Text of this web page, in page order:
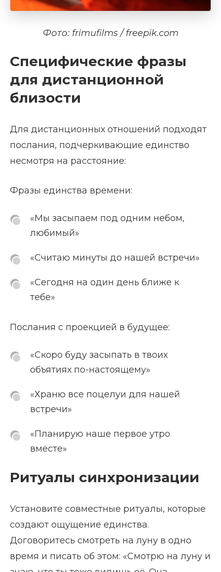
Фото: frimufilms / freepik.com
Специфические фразы
для дистанционной
близости
Для дистанционных отношений подходят
послания, подчеркивающие единство
несмотря на расстояние:
Фразы единства времени:
«Мы засыпаем под одним небом,
любимый»
«Считаю минуты до нашей встречи»
«Сегодня на один день ближе к
тебе»
Послания с проекцией в будущее:
«Скоро буду засыпать в твоих
объятиях по-настоящему»
«Храню все поцелуи для нашей
встречи»
«Планирую наше первое утро
вместе»
Ритуалы синхронизации
Установите совместные ритуалы, которые
создают ощущение единства.
Договоритесь смотреть на луну в одно
время и писать об этом: «Смотрю на луну и